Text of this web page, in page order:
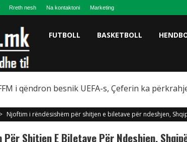
Rreth nesh Na kontaktoni Marketing
FUTBOLL BASKETBOLL
i qëndron besnik UEFA-s, Çeferin ka
> Njoftim i rëndësishëm për shitjen e biletave për ndeshjen,
Shitjen E Biletave Për Ndeshjen,